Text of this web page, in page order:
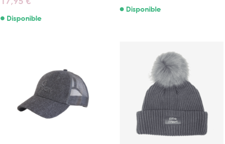
Disponible
Disponible